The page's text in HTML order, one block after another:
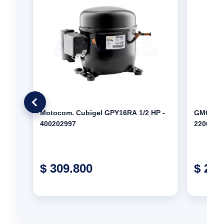
Motocom. Cubigel GPY16RA 1/2 HP -
400202997
$ 309.800 $